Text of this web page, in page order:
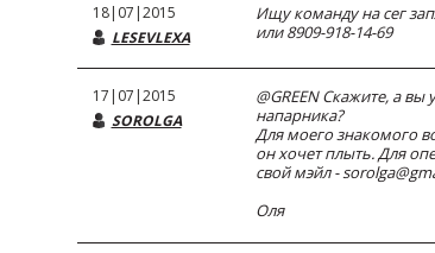
18|07|2015
LESEVLEXA
Ищу команду на сег
или 8909-918-14-69
17|07|2015
SOROLGA
@GREEN Скажите, а
напарника?
Для моего знакомого
он хочет плыть. Для
свой мэйл -
Оля